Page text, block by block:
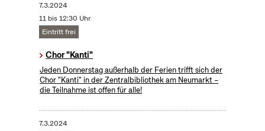
7.3.2024
11 bis 12:30 Uhr
Eintritt frei
Chor "Kanti"
Jeden Donnerstag außerhalb der Ferien trifft sich der
Chor "Kanti" in der Zentralbibliothek am Neumarkt –
die Teilnahme ist offen für alle!
7.3.2024